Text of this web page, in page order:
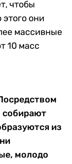
чтобы
они
массивные
10 масс
собирают
из
молодо